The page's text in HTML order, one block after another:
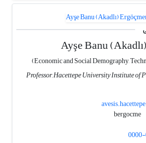
Professor, Hacettepe University Institute of